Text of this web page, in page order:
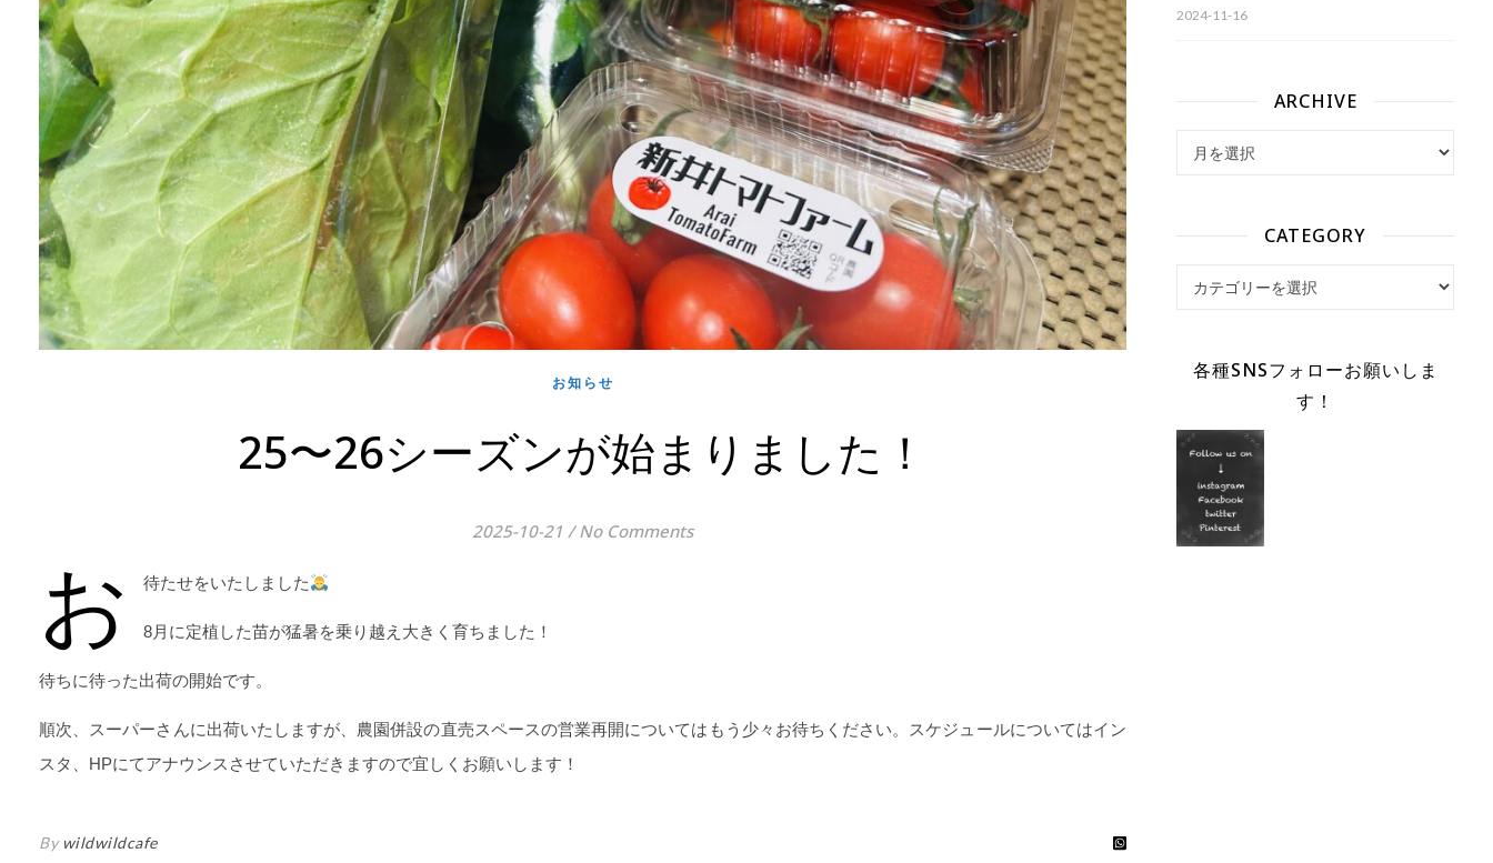
お知らせ
25〜26シーズンが始まりました！
2025-10-21 / No Comments
お 待たせをいたしました
8月に定植した苗が猛暑を乗り越え大きく育ちました！
待ちに待った出荷の開始です。
順次、スーパーさんに出荷いたしますが、農園併設の直売スペースの営業再開についてはもう少々お待ちください。スケジュールについてはイン
スタ、HPにてアナウンスさせていただきますので宜しくお願いします！
By wildwildcafe
2024-11-16
ARCHIVE
CATEGORY
各種SNSフォローお願いしま
す！